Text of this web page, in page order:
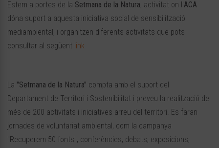
Estem a portes de la Setmana de la Natura, activitat on l'ACA
dóna suport a aquesta iniciativa social de sensibilització
mediambiental, i organitzen diferents activitats que pots
consultar al següent link
La "Setmana de la Natura" compta amb el suport del
Departament de Territori i Sostenibilitat i preveu la realització de
més de 200 activitats i iniciatives arreu del territori. Es faran
jornades de voluntariat ambiental, com la campanya
"Recuperem 50 fonts", conferències, debats, exposicions,